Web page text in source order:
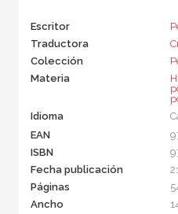
Escritor
Traductora
Colección
Materia
Idioma
EAN
ISBN
Fecha publicación
Páginas
Ancho